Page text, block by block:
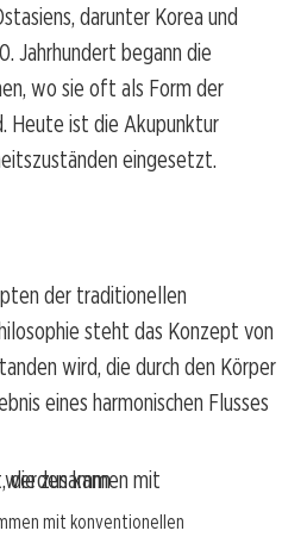
darunter Korea und
Jahrhundert begann die
wo sie oft als Form der
Heute ist die Akupunktur
eingesetzt.
der traditionellen
steht das Konzept von
wird, die durch den Körper
eines harmonischen Flusses
mit konventionellen